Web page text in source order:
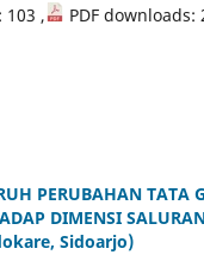
, PDF downloads:
PERUBAHAN TATA
DIMENSI
Sidoarjo)